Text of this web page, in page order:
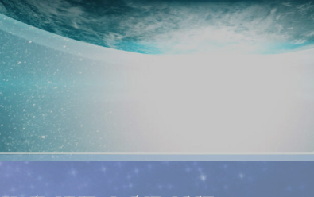
el Universo